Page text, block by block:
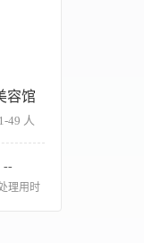
容馆
49 人
--
理用时